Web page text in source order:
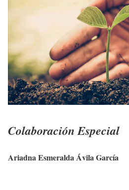
Colaboración Especial
Ariadna Esmeralda Ávila García